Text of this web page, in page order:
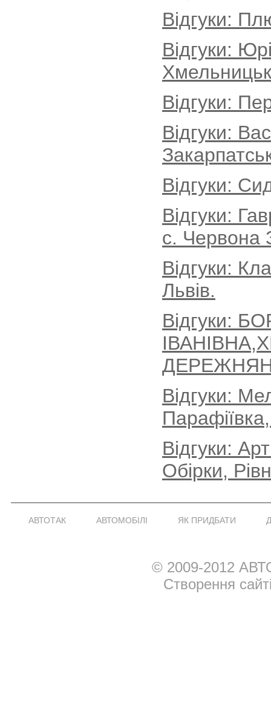
Відгуки:
Відгуки:
Відгуки:
Відгуки:
Відгуки:
Відгуки:
с. Червона
Відгуки:
Львів.
Відгуки:
Відгуки:
Відгуки:
Обірки,
АВТОТАК АВТОМОБІЛІ ЯК ПРИДБАТИ
© 2009-2012
Створення